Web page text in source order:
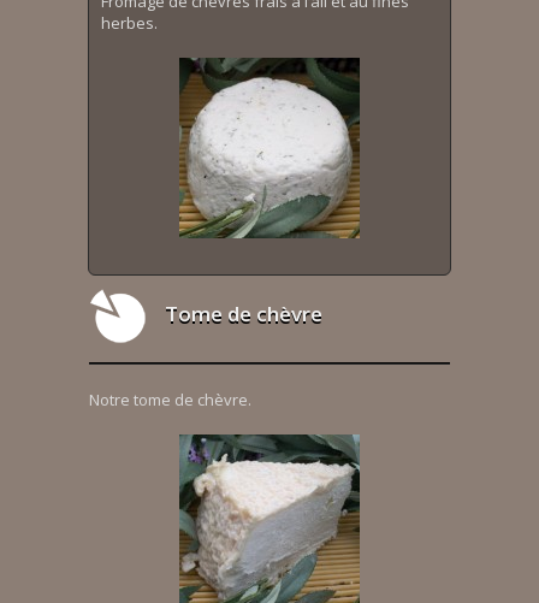
herbes.
Tome de chèvre
Notre tome de chèvre.